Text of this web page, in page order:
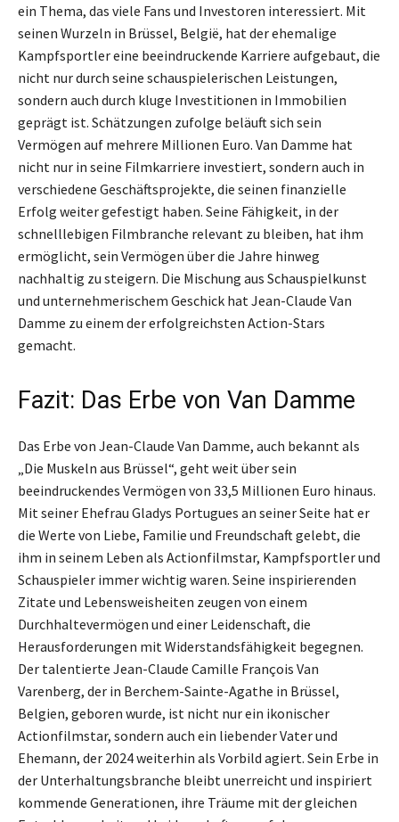
ein Thema, das viele Fans und Investoren interessiert. Mit
seinen Wurzeln in Brüssel, België, hat der ehemalige
Kampfsportler eine beeindruckende Karriere aufgebaut, die
nicht nur durch seine schauspielerischen Leistungen,
sondern auch durch kluge Investitionen in Immobilien
geprägt ist. Schätzungen zufolge beläuft sich sein
Vermögen auf mehrere Millionen Euro. Van Damme hat
nicht nur in seine Filmkarriere investiert, sondern auch in
verschiedene Geschäftsprojekte, die seinen finanzielle
Erfolg weiter gefestigt haben. Seine Fähigkeit, in der
schnelllebigen Filmbranche relevant zu bleiben, hat ihm
ermöglicht, sein Vermögen über die Jahre hinweg
nachhaltig zu steigern. Die Mischung aus Schauspielkunst
und unternehmerischem Geschick hat Jean-Claude Van
Damme zu einem der erfolgreichsten Action-Stars
gemacht.
Fazit: Das Erbe von Van Damme
Das Erbe von Jean-Claude Van Damme, auch bekannt als
„Die Muskeln aus Brüssel“, geht weit über sein
beeindruckendes Vermögen von 33,5 Millionen Euro hinaus.
Mit seiner Ehefrau Gladys Portugues an seiner Seite hat er
die Werte von Liebe, Familie und Freundschaft gelebt, die
ihm in seinem Leben als Actionfilmstar, Kampfsportler und
Schauspieler immer wichtig waren. Seine inspirierenden
Zitate und Lebensweisheiten zeugen von einem
Durchhaltevermögen und einer Leidenschaft, die
Herausforderungen mit Widerstandsfähigkeit begegnen.
Der talentierte Jean-Claude Camille François Van
Varenberg, der in Berchem-Sainte-Agathe in Brüssel,
Belgien, geboren wurde, ist nicht nur ein ikonischer
Actionfilmstar, sondern auch ein liebender Vater und
Ehemann, der 2024 weiterhin als Vorbild agiert. Sein Erbe in
der Unterhaltungsbranche bleibt unerreicht und inspiriert
kommende Generationen, ihre Träume mit der gleichen